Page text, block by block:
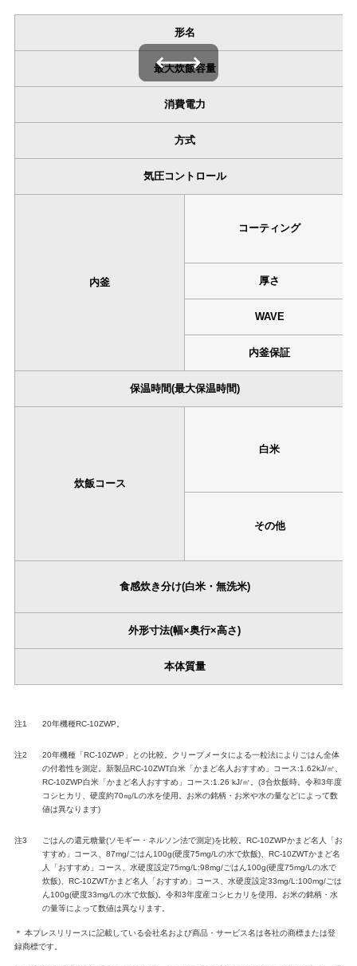
形名
最大炊飯容量
消費電力
方式
気圧コントロール
内釜
コーティング
厚さ
WAVE
内釜保証
保温時間(最大保温時間)
炊飯コース
白米
その他
食感炊き分け(白米・無洗米)
外形寸法(幅×奥行×高さ)
本体質量
注1 20年機種RC-10ZWP。
注2
20年機種「RC-10ZWP」との比較。クリープメータによる一粒法によりごはん全体
の付着性を測定。新製品RC-10ZWT白米「かまど名人おすすめ」コース:1.62kJ/㎥、
RC-10ZWP白米「かまど名人おすすめ」コース:1.26 kJ/㎥。(3合炊飯時。令和3年度
コシヒカリ、硬度約70㎎/Lの水を使用。お米の銘柄・お米や水の量などによって数
値は異なります)
注3
ごはんの還元糖量(ソモギー・ネルソン法で測定)を比較。RC-10ZWPかまど名人「お
すすめ」コース、87mg/ごはん100g(硬度75mg/Lの水で炊飯)、RC-10ZWTかまど名
人「おすすめ」コース、水硬度設定75mg/L:98mg/ごはん100g(硬度75mg/Lの水で
炊飯)、RC-10ZWTかまど名人「おすすめ」コース、水硬度設定33mg/L:100mg/ごは
ん100g(硬度33mg/Lの水で炊飯)。令和3年度産コシヒカリを使用。お米の銘柄・水
の量等によって数値は異なります。
＊ 本プレスリリースに記載している会社名および商品・サービス名は各社の商標または登
録商標です。